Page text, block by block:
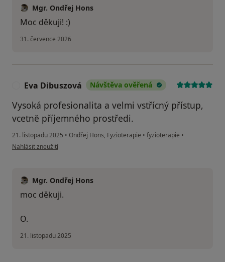
Mgr. Ondřej Hons
Moc děkuji! :)
31. července 2026
Eva Dibuszová Návštěva ověřená
Vysoká profesionalita a velmi vstřícný přístup,
vcetnĕ příjemného prostředi.
21. listopadu 2025 • Ondřej Hons, Fyzioterapie • fyzioterapie •
podle názoru uživatele Eva Dibuszová
Nahlásit zneužití
Mgr. Ondřej Hons
moc děkuji.
O.
21. listopadu 2025